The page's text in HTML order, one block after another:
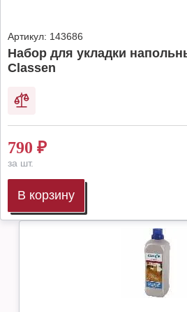
Артикул: 143686
Набор для укладки
Classen
790 ₽
за шт.
В корзину